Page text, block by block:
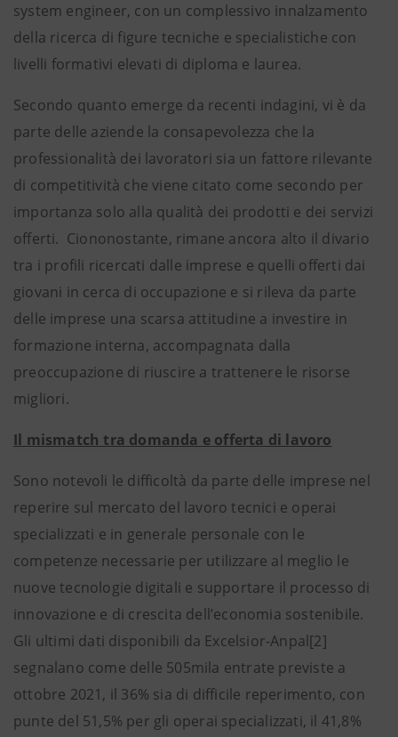
system engineer, con un complessivo innalzamento
della ricerca di figure tecniche e specialistiche con
livelli formativi elevati di diploma e laurea.
Secondo quanto emerge da recenti indagini, vi è da
parte delle aziende la consapevolezza che la
professionalità dei lavoratori sia un fattore rilevante
di competitività che viene citato come secondo per
importanza solo alla qualità dei prodotti e dei servizi
offerti. Ciononostante, rimane ancora alto il divario
tra i profili ricercati dalle imprese e quelli offerti dai
giovani in cerca di occupazione e si rileva da parte
delle imprese una scarsa attitudine a investire in
formazione interna, accompagnata dalla
preoccupazione di riuscire a trattenere le risorse
migliori.
Il mismatch tra domanda e offerta di lavoro
Sono notevoli le difficoltà da parte delle imprese nel
reperire sul mercato del lavoro tecnici e operai
specializzati e in generale personale con le
competenze necessarie per utilizzare al meglio le
nuove tecnologie digitali e supportare il processo di
innovazione e di crescita dell’economia sostenibile.
Gli ultimi dati disponibili da Excelsior-Anpal[2]
segnalano come delle 505mila entrate previste a
ottobre 2021, il 36% sia di difficile reperimento, con
punte del 51,5% per gli operai specializzati, il 41,8%